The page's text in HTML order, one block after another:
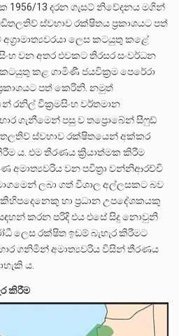
1956/13 දරන ගැසට් නිවේදනය මගින්
ස්වභාව රක්ෂිතය ප්‍රකාශයට පත්
ලෙස කටයුතු කළේ
වන අතර එවකට තිරසර සංවර්ධන
කළ ගාමිණී ජයවික්‍රම පෙරේරා
පත් කෙරිනි. නමුත්
රනිල් වික්‍රමසිංහ වර්තමාන
ගැනීමෙන් පසු ව තප්‍රොබේන් සීෆුඩ්
ස්වභාව රක්ෂිතයෙන් අක්කර
ය. එම තීරණය ක්‍රියාත්මක කිරීම
අමාත්‍යවරිය වන පවිත්‍රා වන්නිආරච්චි
ලබා ගත් විශාල අල්ලසකට බව
හා ප්‍රධාන උපදේශකයකු
කරන පරිදි එය එසේ සිදු නොවුනි
ලෙස රක්ෂිත ඉඩම් බැහැර කිරීමට
ගනිමින් අමාත්‍යවරිය විසින් තීරණය
ය.
කිරීම